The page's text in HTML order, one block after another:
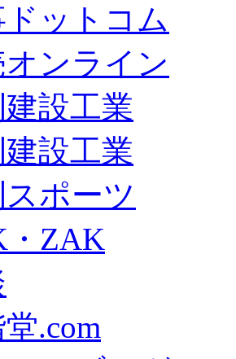
ドットコム
ンライン
建設工業
建設工業
スポーツ
ZAK
.com